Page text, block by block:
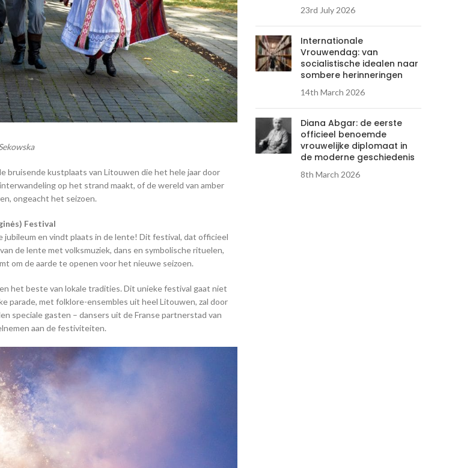
bruisende kustplaats van Litouwen die het hele jaar door
op het strand maakt, of de wereld van amber
ongeacht het seizoen.
Festival
jubileum en vindt plaats in de lente! Dit festival, dat officieel
de lente met volksmuziek, dans en symbolische rituelen,
om de aarde te openen voor het nieuwe seizoen.
het beste van lokale tradities. Dit unieke festival gaat niet
parade, met folklore-ensembles uit heel Litouwen, zal door
speciale gasten – dansers uit de Franse partnerstad van
aan de festiviteiten.
23rd July 2026
Internationale
Vrouwendag: van
socialistische idealen naar
sombere herinneringen
14th March 2026
Diana Abgar: de eerste
officieel benoemde
vrouwelijke diplomaat in
de moderne geschiedenis
8th March 2026